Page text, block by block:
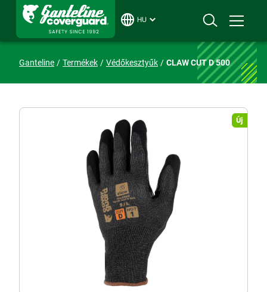
HU
Ganteline Termékek Védőkesztyűk CLAW CUT D 500
Új